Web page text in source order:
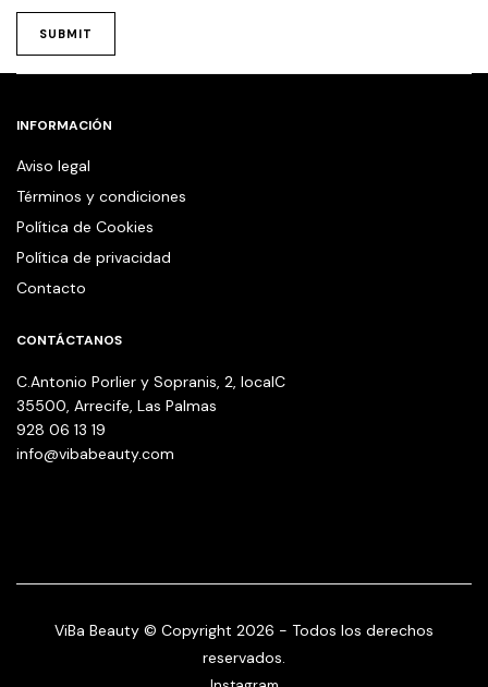
INFORMACIÓN
Aviso legal
Términos y condiciones
Política de Cookies
Política de privacidad
Contacto
CONTÁCTANOS
C.Antonio Porlier y Sopranis, 2, localC
35500, Arrecife, Las Palmas
928 06 13 19
info@vibabeauty.com
ViBa Beauty © Copyright 2026 - Todos los derechos
reservados.